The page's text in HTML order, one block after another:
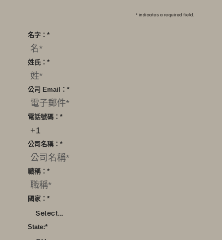
* indicates a required field.
*
名字：
*
姓氏：
*
公司 Email：
*
電話號碼：
*
公司名稱：
*
職稱：
*
國家：
Select...
*
State: